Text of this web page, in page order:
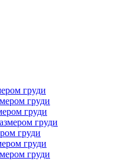
груди
груди
груди
груди
груди
груди
груди